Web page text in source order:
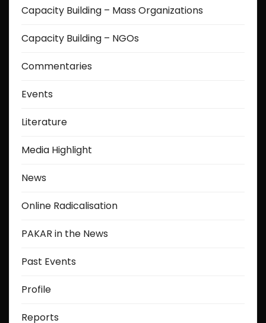
Capacity Building – Mass Organizations
Capacity Building – NGOs
Commentaries
Events
Literature
Media Highlight
News
Online Radicalisation
PAKAR in the News
Past Events
Profile
Reports